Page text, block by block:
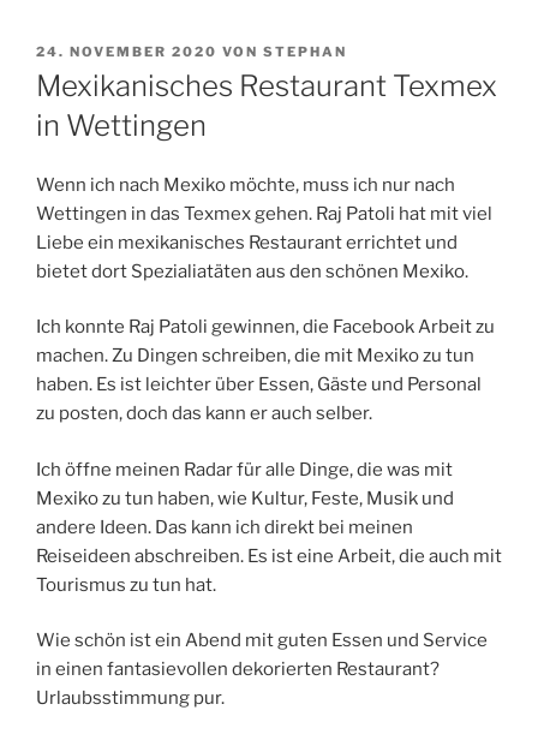
VERÖFFENTLICHT
AM
24. NOVEMBER 2020 VON STEPHAN
Mexikanisches Restaurant Texmex
in Wettingen
Wenn ich nach Mexiko möchte, muss ich nur nach
Wettingen in das Texmex gehen. Raj Patoli hat mit viel
Liebe ein mexikanisches Restaurant errichtet und
bietet dort Spezialiatäten aus den schönen Mexiko.
Ich konnte Raj Patoli gewinnen, die Facebook Arbeit zu
machen. Zu Dingen schreiben, die mit Mexiko zu tun
haben. Es ist leichter über Essen, Gäste und Personal
zu posten, doch das kann er auch selber.
Ich öffne meinen Radar für alle Dinge, die was mit
Mexiko zu tun haben, wie Kultur, Feste, Musik und
andere Ideen. Das kann ich direkt bei meinen
Reiseideen abschreiben. Es ist eine Arbeit, die auch mit
Tourismus zu tun hat.
Wie schön ist ein Abend mit guten Essen und Service
in einen fantasievollen dekorierten Restaurant?
Urlaubsstimmung pur.